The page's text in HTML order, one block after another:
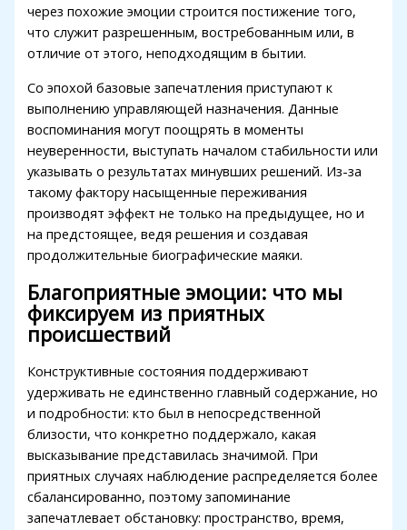
panel
panel
Hacklink
satın al
panel
panel
panel
panel
panel
panel
panel
через похожие эмоции строится постижение того,
что служит разрешенным, востребованным или, в
отличие от этого, неподходящим в бытии.
Со эпохой базовые запечатления приступают к
выполнению управляющей назначения. Данные
воспоминания могут поощрять в моменты
неуверенности, выступать началом стабильности или
указывать о результатах минувших решений. Из-за
такому фактору насыщенные переживания
производят эффект не только на предыдущее, но и
на предстоящее, ведя решения и создавая
продолжительные биографические маяки.
Благоприятные эмоции: что мы
фиксируем из приятных
происшествий
Конструктивные состояния поддерживают
удерживать не единственно главный содержание, но
и подробности: кто был в непосредственной
близости, что конкретно поддержало, какая
высказывание представилась значимой. При
приятных случаях наблюдение распределяется более
сбалансированно, поэтому запоминание
запечатлевает обстановку: пространство, время,